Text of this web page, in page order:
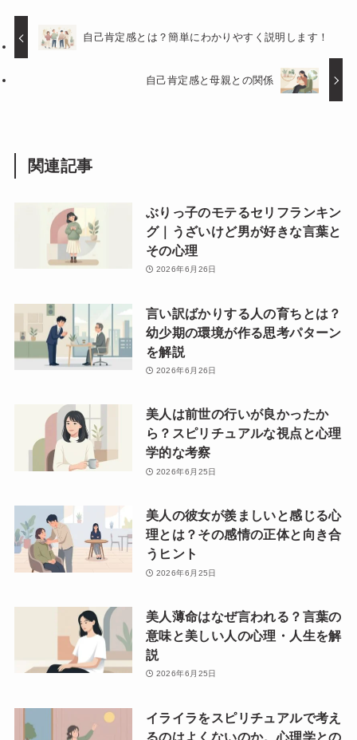
自己肯定感とは？簡単にわかりやすく説明します！
自己肯定感と母親との関係
関連記事
ぶりっ子のモテるセリフランキン
グ｜うざいけど男が好きな言葉と
その心理
2026年6月26日
言い訳ばかりする人の育ちとは？
幼少期の環境が作る思考パターン
を解説
2026年6月26日
美人は前世の行いが良かったか
ら？スピリチュアルな視点と心理
学的な考察
2026年6月25日
美人の彼女が羨ましいと感じる心
理とは？その感情の正体と向き合
うヒント
2026年6月25日
美人薄命はなぜ言われる？言葉の
意味と美しい人の心理・人生を解
説
2026年6月25日
イライラをスピリチュアルで考え
るのはよくないのか。心理学との